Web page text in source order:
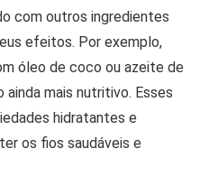
com outros ingredientes
efeitos. Por exemplo,
óleo de coco ou azeite de
mais nutritivo. Esses
hidratantes e
os fios saudáveis e